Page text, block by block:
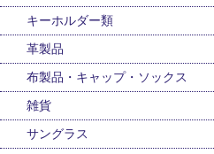
キーホルダー類
革製品
布製品・キャップ・ソックス
雑貨
サングラス